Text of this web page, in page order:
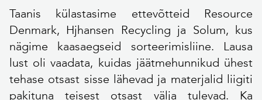
Taanis külastasime ettevõtteid Resource
Denmark, Hjhansen Recycling ja Solum, kus
nägime kaasaegseid sorteerimisliine. Lausa
lust oli vaadata, kuidas jäätmehunnikud ühest
tehase otsast sisse lähevad ja materjalid liigiti
pakituna teisest otsast välja tulevad. Ka